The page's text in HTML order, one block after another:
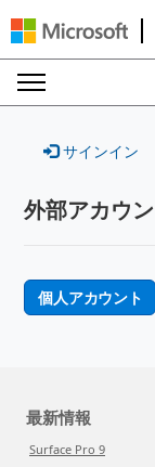
サインイン
外部アカウ
個人アカウント
最新情報
Surface Pro 9